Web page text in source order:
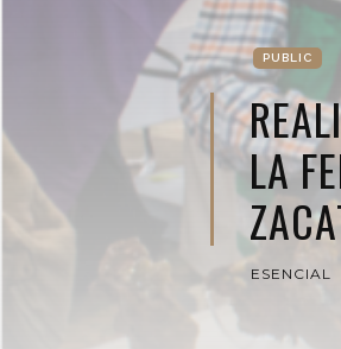
PUBLIC
LA
ESENCIAL